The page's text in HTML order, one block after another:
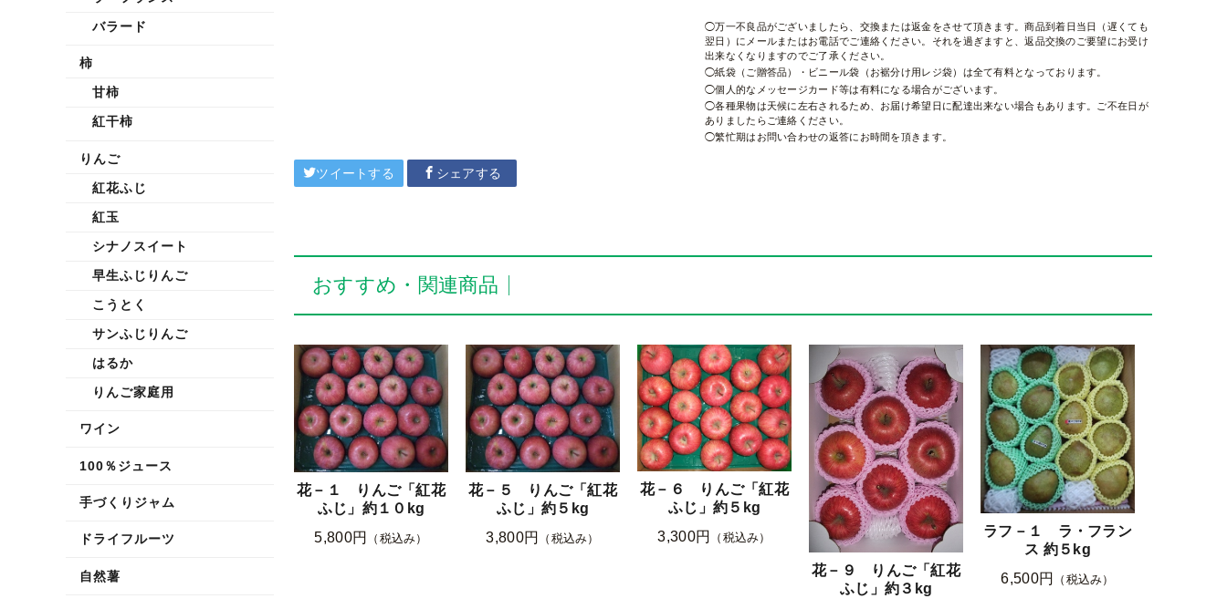
万一不良品がございましたら、交換または返金をさせて頂きます。商品到着日当日（遅くても
翌日）にメールまたはお電話でご連絡ください。それを過ぎますと、返品交換のご要望にお受け
出来なくなりますのでご了承ください。
紙袋（ご贈答品）・ビニール袋（お裾分け用レジ袋）は全て有料となっております。
個人的なメッセージカード等は有料になる場合がございます。
各種果物は天候に左右されるため、お届け希望日に配達出来ない場合もあります。ご不在日が
ありましたらご連絡ください。
繁忙期はお問い合わせの返答にお時間を頂きます。
ツイートする シェアする
おすすめ・関連商品
花－１ りんご「紅花
ふじ」約１０kg
5,800円
（税込み）
花－５ りんご「紅花
ふじ」約５kg
3,800円
（税込み）
花－６ りんご「紅花
ふじ」約５kg
3,300円
（税込み）
花－９ りんご「紅花
ふじ」約３kg
ラフ－１ ラ・フラン
ス 約５kg
6,500円
（税込み）
バラード
柿
甘柿
紅干柿
りんご
紅花ふじ
紅玉
シナノスイート
早生ふじりんご
こうとく
サンふじりんご
はるか
りんご家庭用
ワイン
100％ジュース
手づくりジャム
ドライフルーツ
自然薯